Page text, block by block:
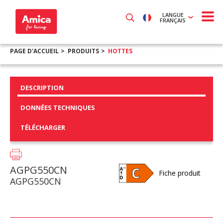
LANGUE
FRANÇAIS
PAGE D'ACCUEIL PRODUITS HOTTES
DESCRIPTION
DONNÉES TECHNIQUES
TÉLÉCHARGER
AGPG550CN
AGPG550CN
Fiche produit